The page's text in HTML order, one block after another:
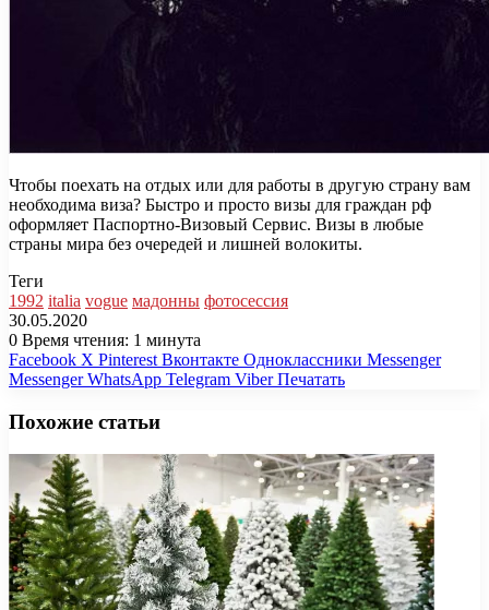
Чтобы поехать на отдых или для работы в другую страну вам
необходима виза? Быстро и просто визы для граждан рф
оформляет Паспортно-Визовый Сервис. Визы в любые
страны мира без очередей и лишней волокиты.
Теги
1992 italia vogue мадонны фотосессия
30.05.2020
0 Время чтения: 1 минута
Facebook X Pinterest Вконтакте Одноклассники Messenger
Messenger WhatsApp Telegram Viber Печатать
Похожие статьи